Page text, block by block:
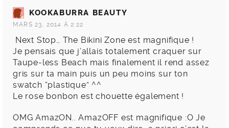
KOOKABURRA BEAUTY
MARS 23, 2014 À 2:22
Next Stop… The Bikini Zone est magnifique !
Je pensais que j’allais totalement craquer sur
Taupe-less Beach mais finalement il rend assez
gris sur ta main puis un peu moins sur ton
swatch “plastique” ^^
Le rose bonbon est chouette également !
OMG AmazON.. AmazOFF est magnifique :O Je